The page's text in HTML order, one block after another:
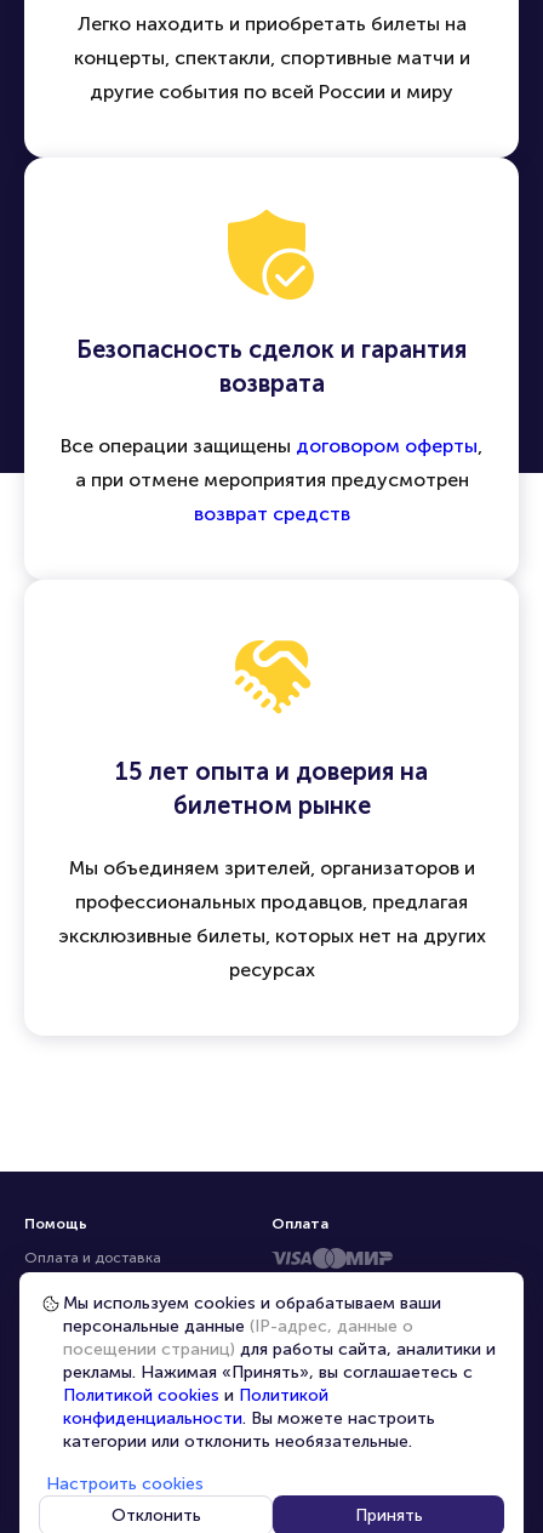
Легко находить и приобретать билеты на
концерты, спектакли, спортивные матчи и
другие события по всей России и миру
Безопасность сделок и гарантия
возврата
Все операции защищены договором оферты,
а при отмене мероприятия предусмотрен
возврат средств
15 лет опыта и доверия на
билетном рынке
Мы объединяем зрителей, организаторов и
профессиональных продавцов, предлагая
эксклюзивные билеты, которых нет на других
ресурсах
Помощь
Оплата и доставка
Частые вопросы
Перепродажа билетов
Организаторам
Корпоративным клиентам
VIP-билеты
Персональные данные
О компании
8-800-500-42-62
Оплата
Мы используем cookies и обрабатываем ваши
персональные данные (IP-адрес, данные о
посещении страниц) для работы сайта, аналитики и
рекламы. Нажимая «Принять», вы соглашаетесь с
Политикой cookies и Политикой
конфиденциальности. Вы можете настроить
категории или отклонить необязательные.
Настроить cookies
Отклонить
Принять